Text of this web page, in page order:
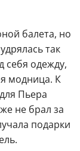
балета, но
так
себя одежду,
модница. К
Пьера
не брал за
подарки